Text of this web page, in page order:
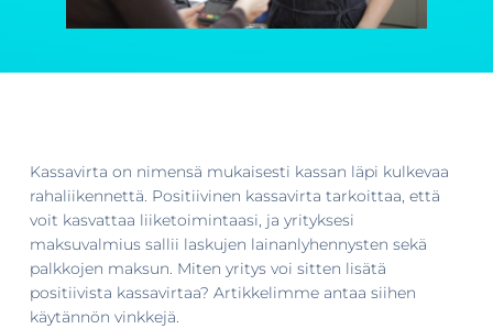
Kassavirta on nimensä mukaisesti kassan läpi kulkevaa
rahaliikennettä. Positiivinen kassavirta tarkoittaa, että
voit kasvattaa liiketoimintaasi, ja yrityksesi
maksuvalmius sallii laskujen lainanlyhennysten sekä
palkkojen maksun. Miten yritys voi sitten lisätä
positiivista kassavirtaa? Artikkelimme antaa siihen
käytännön vinkkejä.